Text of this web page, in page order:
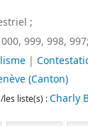
;
999, 998,
|
(Canton)
liste(s) :Charly